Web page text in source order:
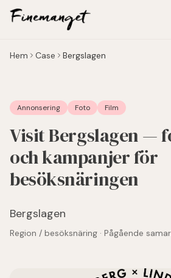
Hoppa till huvudinnehåll
Hem Case Bergslagen
Annonsering Foto Film
Visit Bergslagen —
och kampanjer för
besöksnäringen
Bergslagen
Region / besöksnäring · Pågående